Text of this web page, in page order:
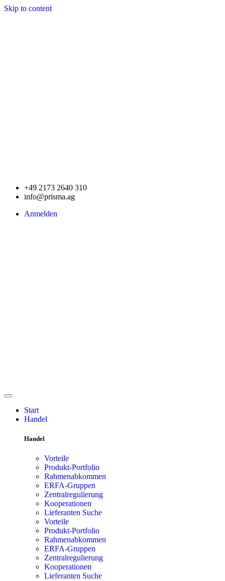
Skip to content
+49 2173 2640 310
info@prisma.ag
Anmelden
Start
Handel
Handel
Vorteile
Produkt-Portfolio
Rahmenabkommen
ERFA-Gruppen
Zentralregulierung
Kooperationen
Lieferanten Suche
Vorteile
Produkt-Portfolio
Rahmenabkommen
ERFA-Gruppen
Zentralregulierung
Kooperationen
Lieferanten Suche